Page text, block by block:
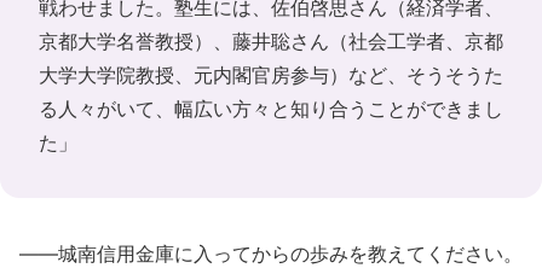
戦わせました。塾生には、佐伯啓思さん（経済学者、
京都大学名誉教授）、藤井聡さん（社会工学者、京都
大学大学院教授、元内閣官房参与）など、そうそうた
る人々がいて、幅広い方々と知り合うことができまし
た」
――城南信用金庫に入ってからの歩みを教えてください。